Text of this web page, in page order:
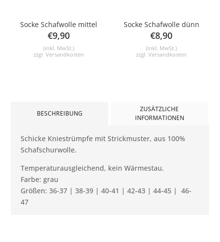
BESCHREIBUNG
ZUSÄTZLICHE
INFORMATIONEN
Schicke Kniestrümpfe mit Strickmuster, aus 100%
Schafschurwolle.
Temperaturausgleichend, kein Wärmestau.
Farbe: grau
Größen: 36-37 | 38-39 | 40-41 | 42-43 | 44-45 | 46-
47
Socke Schafwolle mittel
€9,90
(inkl. MwSt.)
zzgl. Versandkosten
Socke Schafwolle dünn
€8,90
(inkl. MwSt.)
zzgl.Versandkosten